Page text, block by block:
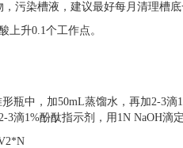
污染槽液，建议最好每月清理槽底
上升0.1个工作点。
瓶中，加50mL蒸馏水，再加2-3
滴1%酚酞指示剂，用1N NaOH滴
=V2*N